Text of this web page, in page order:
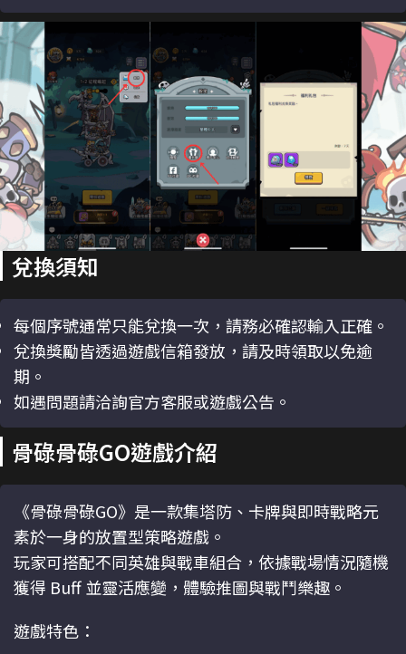
兌換須知
每個序號通常只能兌換一次，請務必確認輸入正確。
兌換獎勵皆透過遊戲信箱發放，請及時領取以免逾
期。
如遇問題請洽詢官方客服或遊戲公告。
骨碌骨碌GO遊戲介紹
《骨碌骨碌GO》是一款集塔防、卡牌與即時戰略元
素於一身的放置型策略遊戲。
玩家可搭配不同英雄與戰車組合，依據戰場情況隨機
獲得 Buff 並靈活應變，體驗推圖與戰鬥樂趣。
遊戲特色：